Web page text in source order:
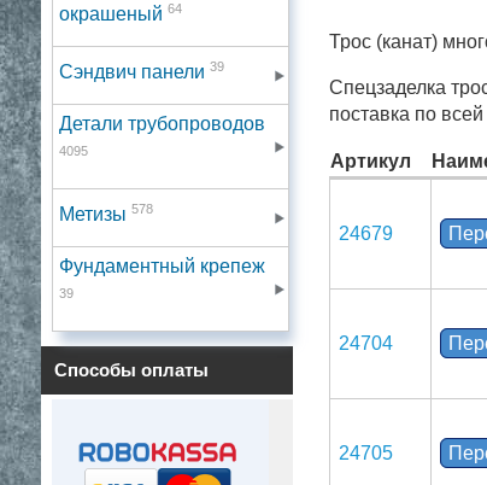
окрашеный 64
Сэндвич панели 39
Детали трубопроводов
4095
Метизы 578
Фундаментный крепеж
39
Способы оплаты
Трос (канат)
Спецзаделка
поставка по
Артикул
24679
24704
24705